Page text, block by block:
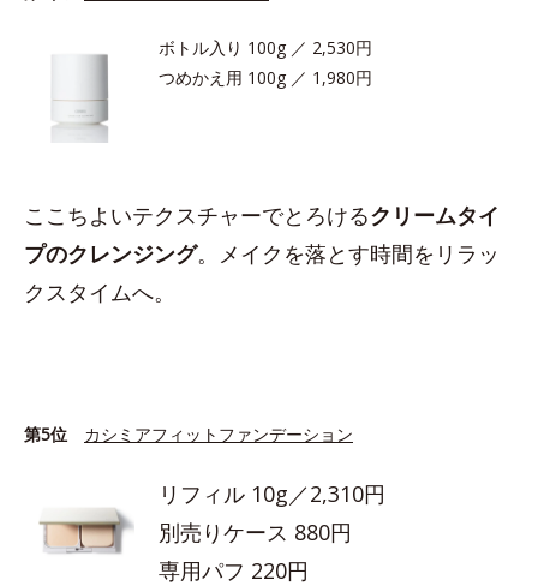
ボトル入り 100g ／ 2,530円
つめかえ用 100g ／ 1,980円
ここちよいテクスチャーでとろけるクリームタイ
プのクレンジング。メイクを落とす時間をリラッ
クスタイムへ。
第5位 カシミアフィットファンデーション
リフィル 10g／2,310円
別売りケース 880円
専用パフ 220円